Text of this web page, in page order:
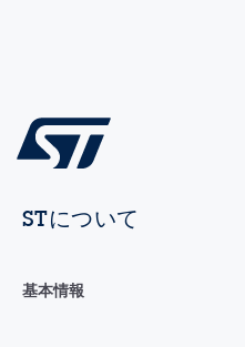
STについて
基本情報